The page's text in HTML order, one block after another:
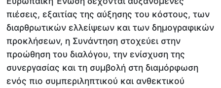
πιέσεις, εξαιτίας της αύξησης του κόστους, των
διαρθρωτικών ελλείψεων και των δημογραφικών
προκλήσεων, η Συνάντηση στοχεύει στην
προώθηση του διαλόγου, την ενίσχυση της
συνεργασίας και τη συμβολή στη διαμόρφωση
ενός πιο συμπεριληπτικού και ανθεκτικού